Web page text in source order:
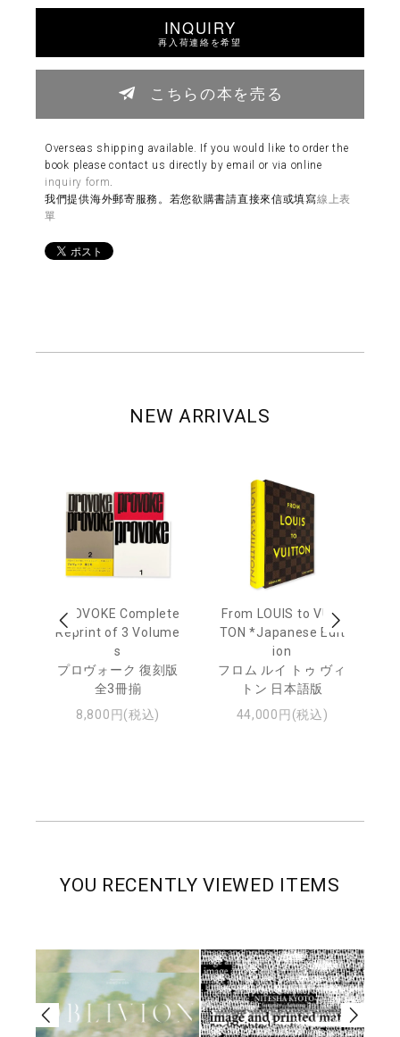
INQUIRY
再入荷連絡を希望
こちらの本を売る
Overseas shipping available. If you would like to order the
book please contact us directly by email or via online
inquiry form.
我們提供海外郵寄服務。若您欲購書請直接來信或填寫線上表
單
NEW ARRIVALS
PROVOKE Complete
Reprint of 3 Volume
s
プロヴォーク 復刻版
全3冊揃
8,800円(税込)
From LOUIS to VUIT
TON *Japanese Edit
ion
フロム ルイ トゥ ヴィ
トン 日本語版
44,000円(税込)
YOU RECENTLY VIEWED ITEMS